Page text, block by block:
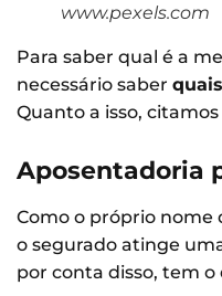
www.pexels.com
Para saber qual é a
necessário saber
Quanto a isso,
Aposentadoria
Como o próprio nome
o segurado atinge
por conta disso, tem